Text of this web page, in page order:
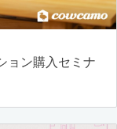
ョン購入セミナ